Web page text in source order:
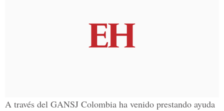
A través del GANSJ Colombia ha venido prestando ayuda